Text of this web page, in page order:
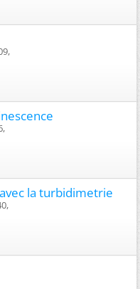
la turbidimetrie